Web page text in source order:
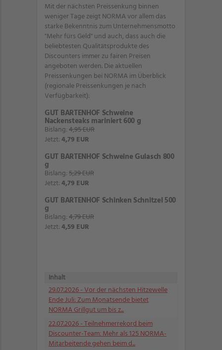
Mit der nächsten Preissenkung binnen
weniger Tage zeigt NORMA vor allem das
starke Bekenntnis zum Unternehmensmotto
"Mehr fürs Geld" und auch, dass auch die
beliebtesten Qualitätsprodukte des
Discounters immer zu fairen Preisen
angeboten werden. Die aktuellen
Preissenkungen bei NORMA im Überblick
(regionale Preissenkungen je nach
Verfügbarkeit):
GUT BARTENHOF Schweine
Nackensteaks mariniert 600 g
Bislang:4,95 EUR
Jetzt:4,79 EUR
GUT BARTENHOF Schweine Gulasch 800
g
Bislang:5,29 EUR
Jetzt:4,79 EUR
GUT BARTENHOF Schinken Schnitzel 500
g
Bislang:4,79 EUR
Jetzt:4,59 EUR
Inhalt
29.07.2026- Vor der nächsten Hitzewelle
Ende Juli: Zum Monatsende bietet
NORMA Grillgut um bis z...
22.07.2026- Teilnehmerrekord beim
Discounter-Team: Mehr als 125 NORMA-
Mitarbeitende gehen beim d...